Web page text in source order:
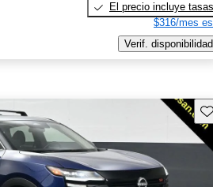
El precio incluye tasas
$316/mes
Verif. disponibilidad